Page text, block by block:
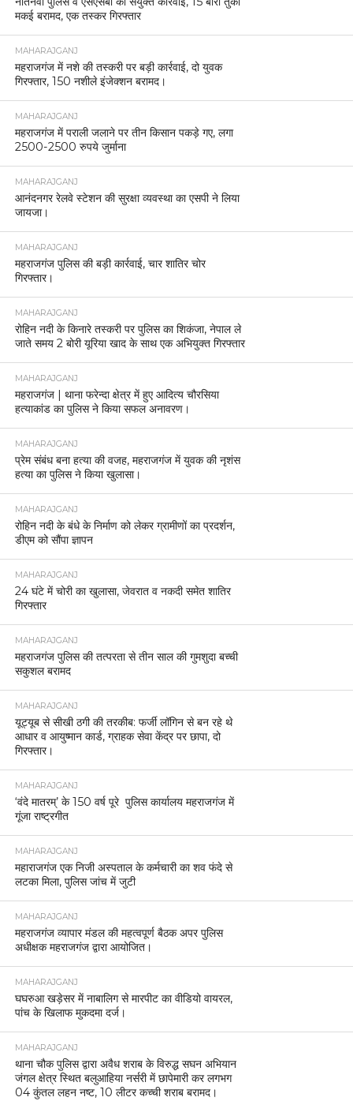
मकई बरामद, एक तस्कर गिरफ्तार
MAHARAJGANJ
महराजगंज में नशे की तस्करी पर बड़ी कार्रवाई, दो युवक
गिरफ्तार, 150 नशीले इंजेक्शन बरामद।
MAHARAJGANJ
महराजगंज में पराली जलाने पर तीन किसान पकड़े गए, लगा
2500-2500 रुपये जुर्माना
MAHARAJGANJ
आनंदनगर रेलवे स्टेशन की सुरक्षा व्यवस्था का एसपी ने लिया
जायजा।
MAHARAJGANJ
महराजगंज पुलिस की बड़ी कार्रवाई, चार शातिर चोर
गिरफ्तार।
MAHARAJGANJ
रोहिन नदी के किनारे तस्करी पर पुलिस का शिकंजा, नेपाल ले
जाते समय 2 बोरी यूरिया खाद के साथ एक अभियुक्त गिरफ्तार
MAHARAJGANJ
महराजगंज | थाना फरेन्दा क्षेत्र में हुए आदित्य चौरसिया
हत्याकांड का पुलिस ने किया सफल अनावरण।
MAHARAJGANJ
प्रेम संबंध बना हत्या की वजह, महराजगंज में युवक की नृशंस
हत्या का पुलिस ने किया खुलासा।
MAHARAJGANJ
रोहिन नदी के बंधे के निर्माण को लेकर ग्रामीणों का प्रदर्शन,
डीएम को सौंपा ज्ञापन
MAHARAJGANJ
24 घंटे में चोरी का खुलासा, जेवरात व नकदी समेत शातिर
गिरफ्तार
MAHARAJGANJ
महराजगंज पुलिस की तत्परता से तीन साल की गुमशुदा बच्ची
सकुशल बरामद
MAHARAJGANJ
यूट्यूब से सीखी ठगी की तरकीब: फर्जी लॉगिन से बन रहे थे
आधार व आयुष्मान कार्ड, ग्राहक सेवा केंद्र पर छापा, दो
गिरफ्तार।
MAHARAJGANJ
‘वंदे मातरम्’ के 150 वर्ष पूरे पुलिस कार्यालय महराजगंज में
गूंजा राष्ट्रगीत
MAHARAJGANJ
महाराजगंज एक निजी अस्पताल के कर्मचारी का शव फंदे से
लटका मिला, पुलिस जांच में जुटी
MAHARAJGANJ
महराजगंज व्यापार मंडल की महत्वपूर्ण बैठक अपर पुलिस
अधीक्षक महराजगंज द्वारा आयोजित।
MAHARAJGANJ
घघरुआ खड़ेसर में नाबालिग से मारपीट का वीडियो वायरल,
पांच के खिलाफ मुकदमा दर्ज।
MAHARAJGANJ
थाना चौक पुलिस द्वारा अवैध शराब के विरुद्ध सघन अभियान
जंगल क्षेत्र स्थित बलुआहिया नर्सरी में छापेमारी कर लगभग
04 कुंतल लहन नष्ट, 10 लीटर कच्ची शराब बरामद।